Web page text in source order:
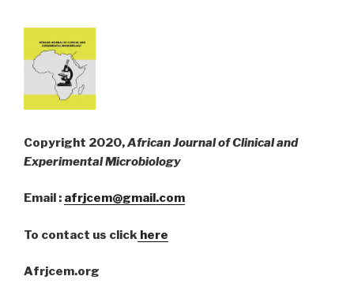
Copyright 2020,African Journal of Clinical and
Experimental Microbiology
Email : afrjcem@gmail.com
To contact us click here
Afrjcem.org